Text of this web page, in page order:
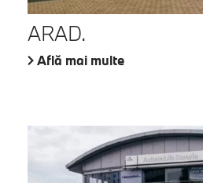
ARAD.
Află mai multe